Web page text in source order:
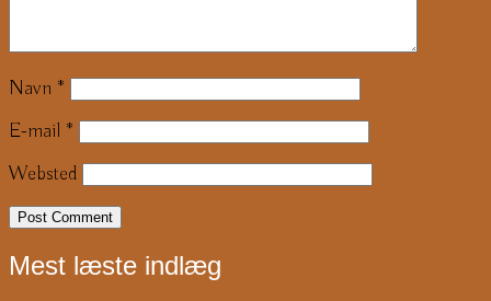
Navn *
E-mail *
Websted
Mest læste indlæg